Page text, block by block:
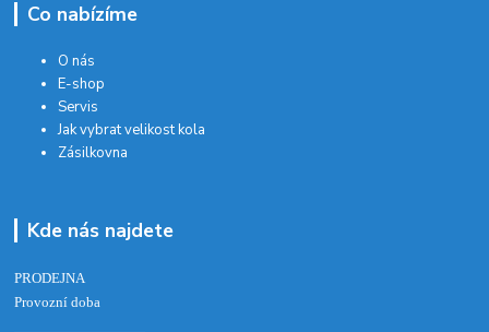
Co nabízíme
O nás
E-shop
Servis
Jak vybrat velikost kola
Zásilkovna
Kde nás najdete
PRODEJNA
Provozní doba